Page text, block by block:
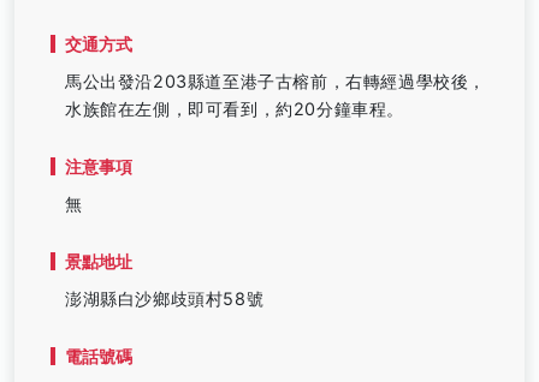
交通方式
馬公出發沿203縣道至港子古榕前，右轉經過學校後，
水族館在左側，即可看到，約20分鐘車程。
注意事項
無
景點地址
澎湖縣白沙鄉歧頭村58號
電話號碼